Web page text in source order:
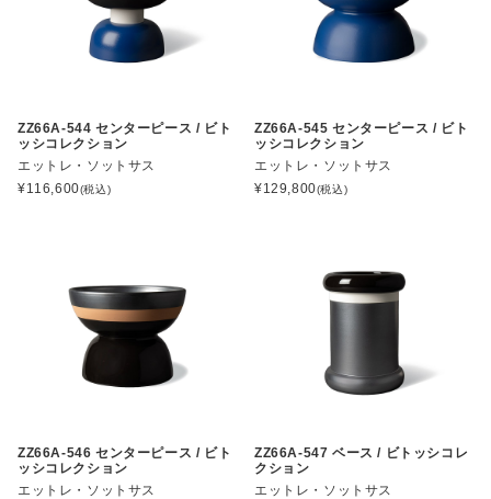
ZZ66A-544 センターピース / ビト
ッシコレクション
エットレ・ソットサス
¥116,600(税込)
ZZ66A-545 センターピース / ビト
ッシコレクション
エットレ・ソットサス
¥129,800(税込)
ZZ66A-546 センターピース / ビト
ッシコレクション
エットレ・ソットサス
ZZ66A-547 ベース / ビトッシコレ
クション
エットレ・ソットサス